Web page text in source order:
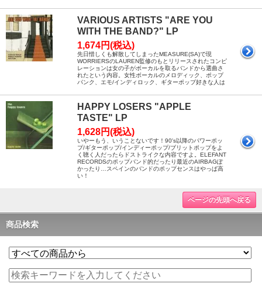
VARIOUS ARTISTS "ARE YOU
WITH THE BAND?" LP
1,674円(税込)
先日惜しくも解散してしまったMEASURE(SA)で現
WORRIERSのLAUREN監修のもとリリースされたコンピ
レーションは女の子がボーカルを取るバンドから選曲さ
れたという内容。女性ボーカルのメロディック、ポップ
パンク、エモ/インディロック、ギターポップ好きな人は
HAPPY LOSERS "APPLE
TASTE" LP
1,628円(税込)
いやーもう、いうことないです！90's以降のパワーポッ
プ/ギターポップ/インディーポップ/ブリットポップをよ
く聴く人だったらドストライクな内容ですよ。ELEFANT
RECORDSのポップバンド的だったり最近のAIRBAGぽ
かったり…スペインのバンドのポップセンスはやっぱ高
い！
ページの先頭へ戻る
商品検索